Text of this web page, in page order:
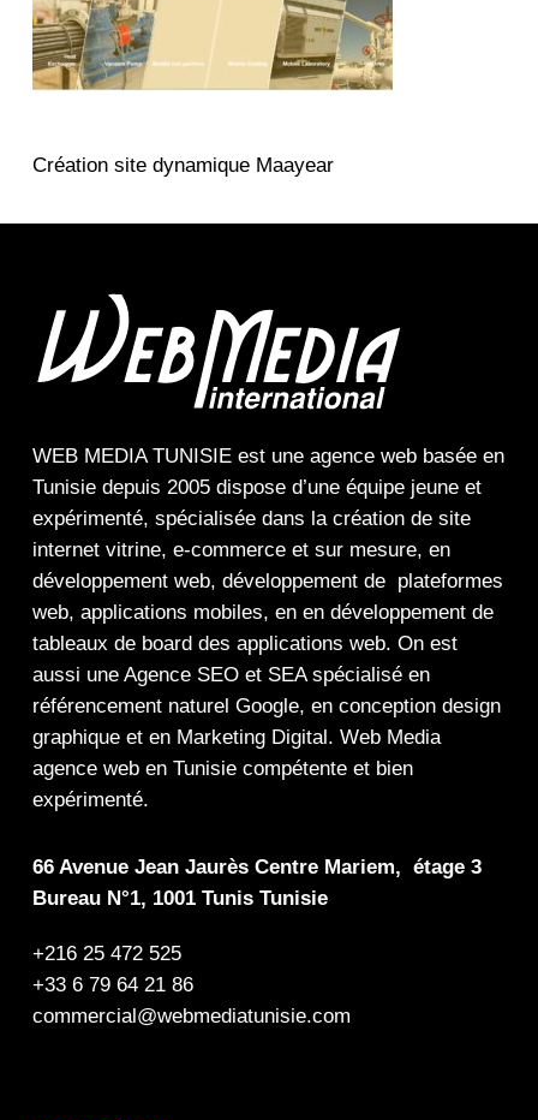
Création site dynamique Maayear
WEB MEDIA TUNISIEest une agence webbasée en
Tunisie depuis 2005 dispose d’une équipe jeune et
expérimenté, spécialisée dans la création de site
internet vitrine, e-commerceet sur mesure, en
développement web, développement de plateformes
web, applications mobiles, en en développement de
tableaux de board des applications web. On est
aussi une Agence SEOet SEAspécialisé en
référencement naturel Google, en conception design
graphiqueet en Marketing Digital . Web Media
agence web en Tunisie compétente et bien
expérimenté.
66 Avenue Jean Jaurès Centre Mariem, étage 3
Bureau N°1, 1001 Tunis Tunisie
+216 25 472 525
+33 6 79 64 21 86
commercial@webmediatunisie.com